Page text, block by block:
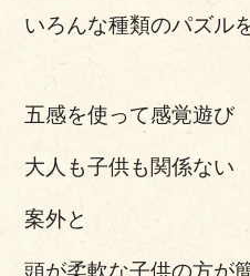
いろんな種類のパズル
五感を使って感覚遊び
大人も子供も関係ない
案外と
頭が柔軟な子供の方が